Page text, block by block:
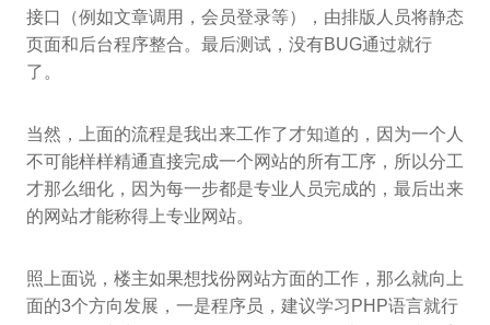
接口（例如文章调用，会员登录等），由排版人员将静态
页面和后台程序整合。最后测试，没有BUG通过就行
了。
当然，上面的流程是我出来工作了才知道的，因为一个人
不可能样样精通直接完成一个网站的所有工序，所以分工
才那么细化，因为每一步都是专业人员完成的，最后出来
的网站才能称得上专业网站。
照上面说，楼主如果想找份网站方面的工作，那么就向上
面的3个方向发展，一是程序员，建议学习PHP语言就行